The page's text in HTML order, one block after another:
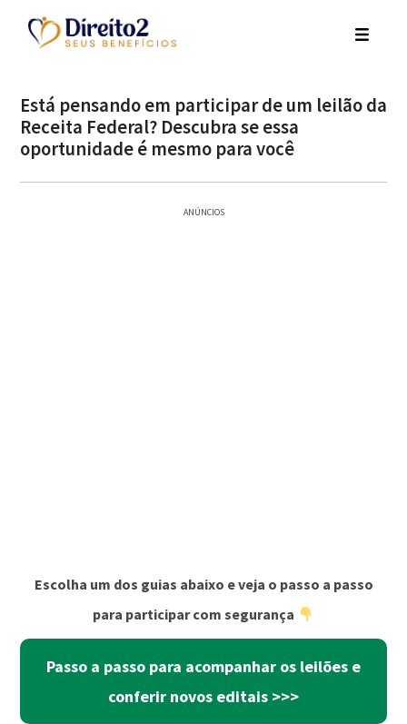
Está pensando em participar de um leilão da
Receita Federal? Descubra se essa
oportunidade é mesmo para você
ANÚNCIOS
Escolha um dos guias abaixo e veja o passo a passo
para participar com segurança
Passo a passo para acompanhar os leilões e
conferir novos editais >>>